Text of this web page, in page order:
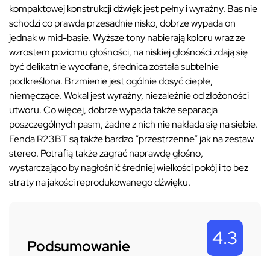
kompaktowej konstrukcji dźwięk jest pełny i wyraźny. Bas nie
schodzi co prawda przesadnie nisko, dobrze wypada on
jednak w mid-basie. Wyższe tony nabierają koloru wraz ze
wzrostem poziomu głośności, na niskiej głośności zdają się
być delikatnie wycofane, średnica została subtelnie
podkreślona. Brzmienie jest ogólnie dosyć ciepłe,
niemęczące. Wokal jest wyraźny, niezależnie od złożoności
utworu. Co więcej, dobrze wypada także separacja
poszczególnych pasm, żadne z nich nie nakłada się na siebie.
Fenda R23BT są także bardzo “przestrzenne” jak na zestaw
stereo. Potrafią także zagrać naprawdę głośno,
wystarczająco by nagłośnić średniej wielkości pokój i to bez
straty na jakości reprodukowanego dźwięku.
Podsumowanie 4.3